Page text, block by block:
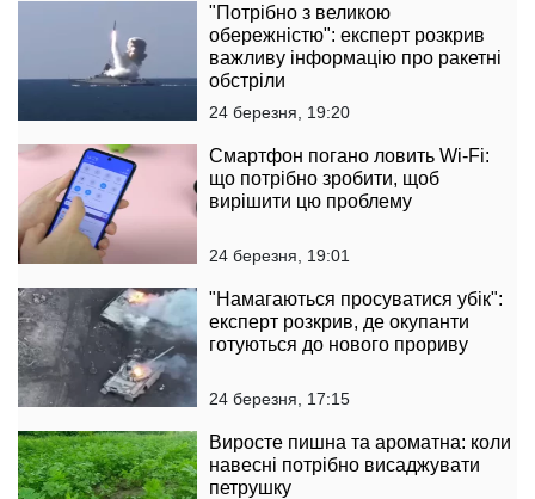
"Потрібно з великою
обережністю": експерт розкрив
важливу інформацію про ракетні
обстріли
24 березня, 19:20
Смартфон погано ловить Wi-Fi:
що потрібно зробити, щоб
вирішити цю проблему
24 березня, 19:01
"Намагаються просуватися убік":
експерт розкрив, де окупанти
готуються до нового прориву
24 березня, 17:15
Виросте пишна та ароматна: коли
навесні потрібно висаджувати
петрушку